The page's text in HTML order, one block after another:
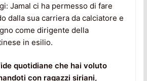
Jamal ci ha permesso di fare
dalla sua carriera da calciatore e
come dirigente della
in esilio.
quotidiane che hai voluto
con ragazzi siriani,